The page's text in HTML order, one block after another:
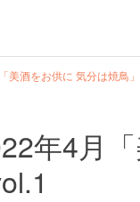
美酒をお供に 気分は焼鳥
time url guide hot type star camera home
年4月